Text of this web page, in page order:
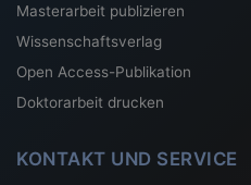
Masterarbeit publizieren
Wissenschaftsverlag
Open Access-Publikation
Doktorarbeit drucken
KONTAKT UND SERVICE